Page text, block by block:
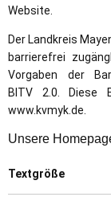
Website.
Der Landkreis
barrierefrei
Vorgaben der
BITV 2.0. Diese
www.kvmyk.de.
Unsere
Textgröße